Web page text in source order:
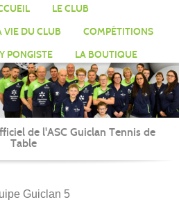
LE CLUB
VIE DU CLUB
COMPÉTITIONS
PONGISTE
LA BOUTIQUE
de l'ASC Guiclan Tennis de
Table
Guiclan 5